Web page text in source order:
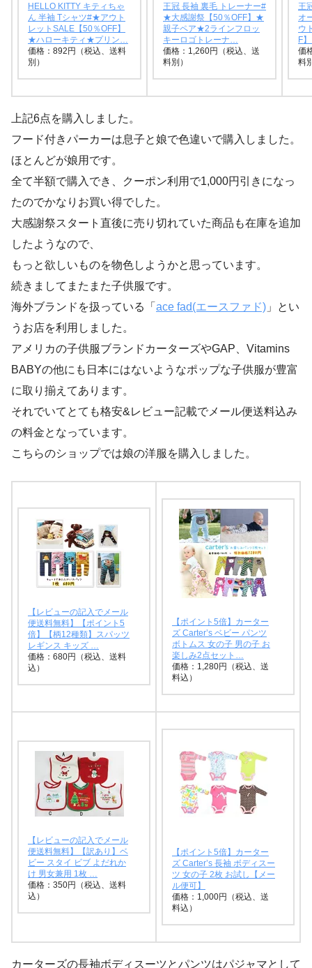
HELLO KITTY キティちゃ
ん 半袖 Tシャツ#★アウト
レットSALE【50％OFF】
★ハローキティ★プリン…
価格：892円（税込、送料
別）
王冠 長袖 裏毛 トレーナー#
★大感謝祭【50％OFF】★
親子ペア★2ラインフロッ
キーロゴトレーナ…
価格：1,260円（税込、送
料別）
王
オ
ウ
F
価
料
上記6点を購入しました。
フード付きパーカーは息子と娘で色違いで購入しました。
ほとんどが娘用です。
全て半額で購入でき、クーポン利用で1,000円引きになっ
たのでかなりお買い得でした。
大感謝祭スタート直後に売り切れていた商品も在庫を追加
したようなので、
もっと欲しいものを物色しようかと思っています。
続きましてまたまた子供服です。
海外ブランドを扱っている「 ace fad(エースファド) 」とい
うお店を利用しました。
アメリカの子供服ブランドカーターズやGAP、Vitamins
BABYの他にも日本にはないようなポップな子供服が豊富
に取り揃えてあります。
それでいてとても格安&レビュー記載でメール便送料込み
の料金となっています。
こちらのショップでは娘の洋服を購入しました。
【レビューの記入でメール
便送料無料】【ポイント5
倍】【柄12種類】スパッツ
レギンス キッズ …
価格：680円（税込、送料
込）
【ポイント5倍】カーター
ズ Carter’s ベビー パンツ
ボトムス 女の子 男の子 お
楽しみ2点セット…
価格：1,280円（税込、送
料込）
【レビューの記入でメール
便送料無料】【訳あり】ベ
ビー スタイ ビブ よだれか
け 男女兼用 1枚 …
価格：350円（税込、送料
込）
【ポイント5倍】カーター
ズ Carter’s 長袖 ボディスー
ツ 女の子 2枚 お試し【メー
ル便可】
価格：1,000円（税込、送
料込）
カーターズの長袖ボディスーツとパンツはパジャマとして